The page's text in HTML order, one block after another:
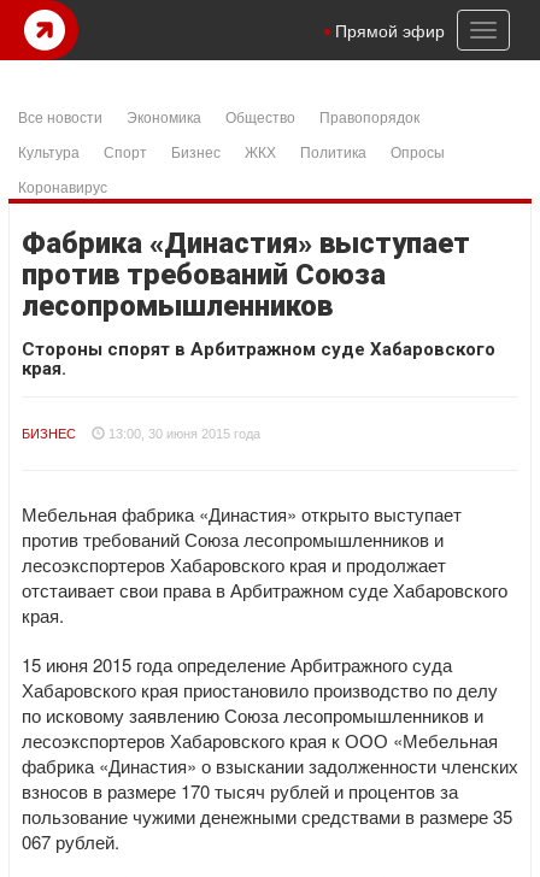
Toggle
Прямой эфир
Все новости Экономика Общество
Правопорядок
Культура
Спорт Бизнес ЖКХ Политика
Опросы
Коронавирус
Фабрика «Династия» выступает
против требований Союза
лесопромышленников
Стороны спорят в Арбитражном суде Хабаровского
края.
БИЗНЕС 13:00, 30 июня 2015 года
Мебельная фабрика «Династия» открыто выступает
против требований Союза лесопромышленников и
лесоэкспортеров Хабаровского края и продолжает
отстаивает свои права в Арбитражном суде Хабаровского
края.
15 июня 2015 года определение Арбитражного суда
Хабаровского края приостановило производство по делу
по исковому заявлению Союза лесопромышленников и
лесоэкспортеров Хабаровского края к ООО «Мебельная
фабрика «Династия» о взыскании задолженности членских
взносов в размере 170 тысяч рублей и процентов за
пользование чужими денежными средствами в размере 35
067 рублей.